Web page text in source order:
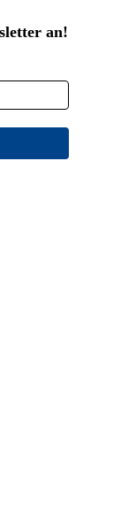
an!